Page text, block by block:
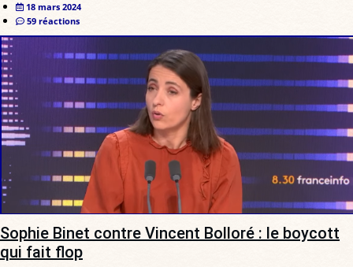
18 mars 2024
59 réactions
Sophie Binet contre Vincent Bolloré : le boycott
qui fait flop